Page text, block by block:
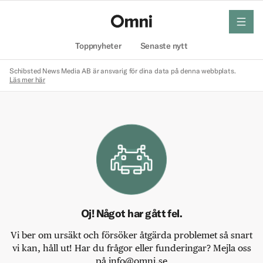
Toppnyheter Senaste nytt
meny
Schibsted News Media AB är ansvarig för dina data på denna webbplats.
Läs mer här
Oj! Något har gått fel.
Vi ber om ursäkt och försöker åtgärda problemet så snart
vi kan, håll ut! Har du frågor eller funderingar? Mejla oss